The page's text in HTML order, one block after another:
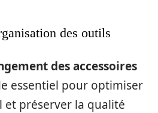
des outils
des accessoires
essentiel pour optimiser
et préserver la qualité